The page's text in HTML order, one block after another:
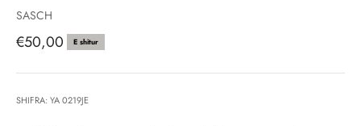
SASCH
Çmimi i shitjes, çmimi i shitjeve
€50,00 E shitur
SHIFRA: YA 0219JE